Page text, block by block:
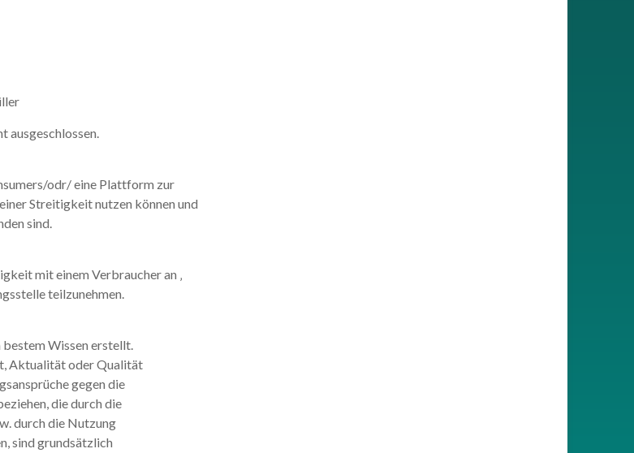
ausgeschlossen.
odr/ eine Plattform zur
Streitigkeit nutzen können und
sind.
mit einem Verbraucher an ‚
teilzunehmen.
Wissen erstellt.
Aktualität oder Qualität
gegen die
die durch die
durch die Nutzung
sind grundsätzlich